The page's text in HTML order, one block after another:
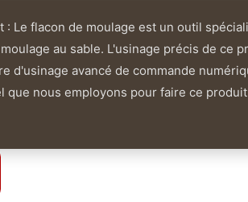
: Le flacon de moulage est un outil
au sable. L'usinage précis de ce
d'usinage avancé de commande
que nous employons pour faire ce